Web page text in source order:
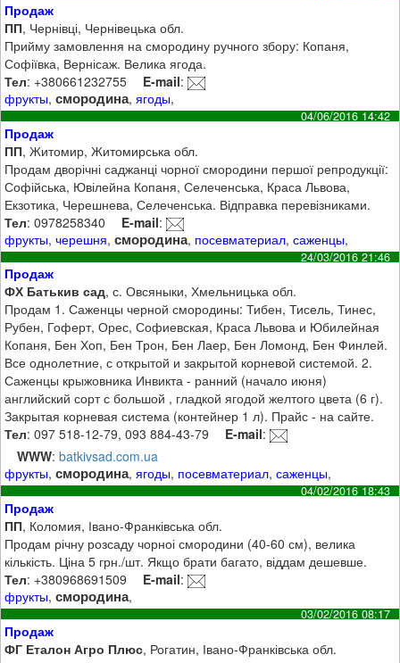
Продаж
ПП, Чернівці, Чернівецька обл.
Прийму замовлення на смородину ручного збору: Копаня,
Софіївка, Вернісаж. Велика ягода.
Тел: +380661232755 E-mail:
фрукты,смородина,ягоды,
04/06/2016 14:42
Продаж
ПП, Житомир, Житомирська обл.
Продам дворічні саджанці чорної смородини першої репродукції:
Софійська, Ювілейна Копаня, Селеченська, Краса Львова,
Екзотика, Черешнева, Селеченська. Відправка перевізниками.
Тел: 0978258340 E-mail:
фрукты,черешня,смородина, посевматериал,саженцы,
24/03/2016 21:46
Продаж
ФХ Батькив сад, с. Овсяныки, Хмельницька обл.
Продам 1. Саженцы черной смородины: Тибен, Тисель, Тинес,
Рубен, Гоферт, Орес, Софиевская, Краса Львова и Юбилейная
Копаня, Бен Хоп, Бен Трон, Бен Лаер, Бен Ломонд, Бен Финлей.
Все однолетние, с открытой и закрытой корневой системой. 2.
Саженцы крыжовника Инвикта - ранний (начало июня)
английский сорт с большой , гладкой ягодой желтого цвета (6 г).
Закрытая корневая система (контейнер 1 л). Прайс - на сайте.
Тел: 097 518-12-79, 093 884-43-79 E-mail:
WWW:batkivsad.com.ua
фрукты,смородина,ягоды, посевматериал,саженцы,
04/02/2016 18:43
Продаж
ПП, Коломия, Івано-Франківська обл.
Продам річну розсаду чорноі смородини (40-60 см), велика
кількість. Ціна 5 грн./шт. Якщо брати багато, віддам дешевше.
Тел: +380968691509 E-mail:
фрукты,смородина,
03/02/2016 08:17
Продаж
ФГ Еталон Агро Плюс, Рогатин, Івано-Франківська обл.